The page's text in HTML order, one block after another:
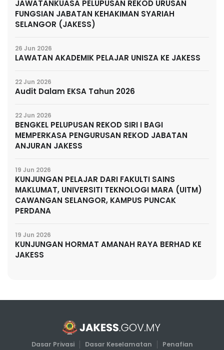
JAWATANKUASA PELUPUSAN REKOD URUSAN
FUNGSIAN JABATAN KEHAKIMAN SYARIAH
SELANGOR (JAKESS)
26 Jun 2026
LAWATAN AKADEMIK PELAJAR UNISZA KE JAKESS
22 Jun 2026
Audit Dalam EKSA Tahun 2026
22 Jun 2026
BENGKEL PELUPUSAN REKOD SIRI I BAGI
MEMPERKASA PENGURUSAN REKOD JABATAN
ANJURAN JAKESS
19 Jun 2026
KUNJUNGAN PELAJAR DARI FAKULTI SAINS
MAKLUMAT, UNIVERSITI TEKNOLOGI MARA (UITM)
CAWANGAN SELANGOR, KAMPUS PUNCAK
PERDANA
19 Jun 2026
KUNJUNGAN HORMAT AMANAH RAYA BERHAD KE
JAKESS
Dasar Privasi Dasar Keselamatan Penafian